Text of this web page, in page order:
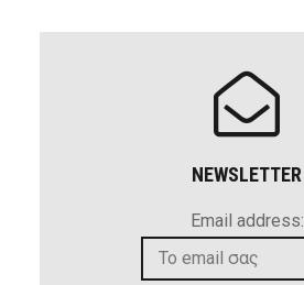
NEWSLETTER
Email address: